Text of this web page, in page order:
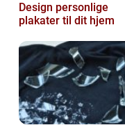
Design personlige
plakater til dit hjem